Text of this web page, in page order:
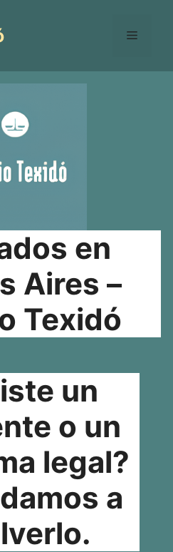
Menú
en
Aires –
Texidó
un
o un
legal?
a